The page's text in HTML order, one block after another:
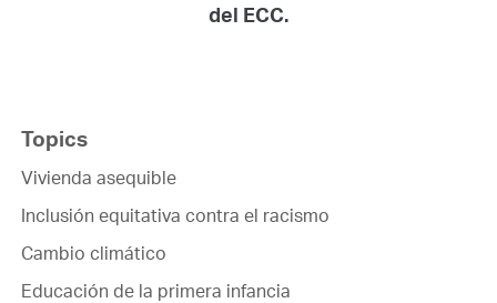
del ECC.
Topics
Vivienda asequible
Inclusión equitativa contra el racismo
Cambio climático
Educación de la primera infancia